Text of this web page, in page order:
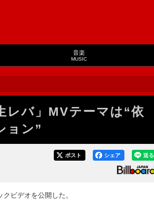
音楽
MUSIC
レバ」MVテーマは“依
ョン”
送る
シェア
ポスト
ビデオを公開した。